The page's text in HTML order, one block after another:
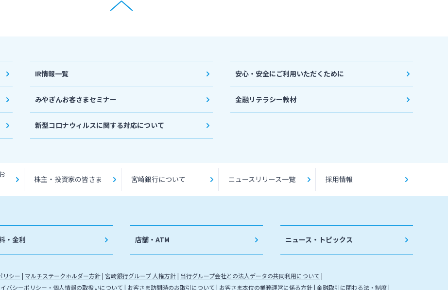
IR情報一覧
みやぎんお客さまセミナー
新型コロナウィルスに関する対応について
安心・安全にご利用いただくために
金融リテラシー教材
株主・投資家の皆さま 宮崎銀行について ニュースリリース一覧 採用情報
・金利 店舗・ATM ニュース・トピックス
リシー マルチステークホルダー方針 宮崎銀行グループ 人権方針 当行グループ会社との法人データの共同利用について
バシーポリシー・個人情報の取扱いについて お客さま訪問時のお取引について お客さま本位の業務運営に係る方針 金融取引に関わる法・制度